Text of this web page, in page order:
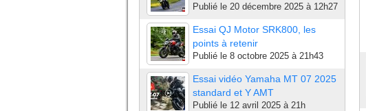
Publié le 20 décembre 2025 à 12h27
Essai QJ Motor SRK800, les
points à retenir
Publié le 8 octobre 2025 à 21h43
Essai vidéo Yamaha MT 07 2025
standard et Y AMT
Publié le 12 avril 2025 à 21h